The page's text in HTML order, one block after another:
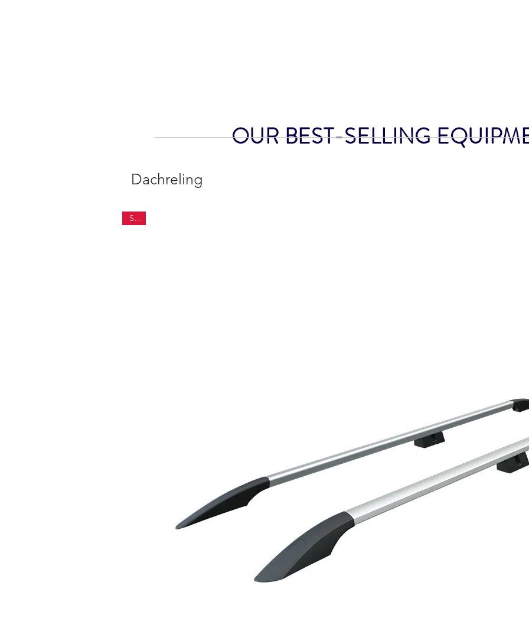
OUR BEST-SELLING
Alle einkaufen
Dachreling
Sale